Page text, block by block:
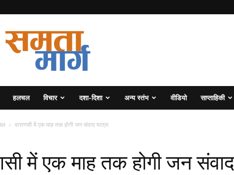
हलचल विचार दशा-दिशा अन्य स्तंभ वीडियो साप्ताहिकी
वाराणसी में एक माह तक होगी जन संवाद यात्रा
में एक माह तक होगी जन